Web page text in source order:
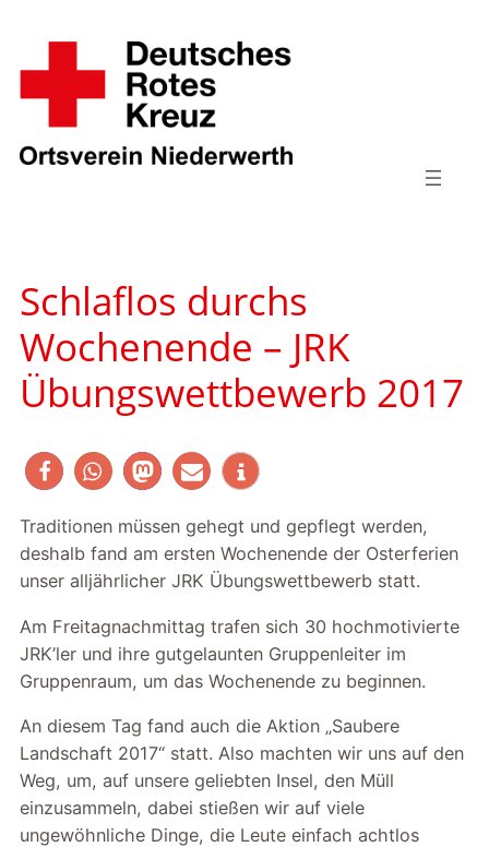
Inhalt
springen
Schlaflos durchs
Wochenende – JRK
Übungswettbewerb 2017
Traditionen müssen gehegt und gepflegt werden,
deshalb fand am ersten Wochenende der Osterferien
unser alljährlicher JRK Übungswettbewerb statt.
Am Freitagnachmittag trafen sich 30 hochmotivierte
JRK’ler und ihre gutgelaunten Gruppenleiter im
Gruppenraum, um das Wochenende zu beginnen.
An diesem Tag fand auch die Aktion „Saubere
Landschaft 2017“ statt. Also machten wir uns auf den
Weg, um, auf unsere geliebten Insel, den Müll
einzusammeln, dabei stießen wir auf viele
ungewöhnliche Dinge, die Leute einfach achtlos